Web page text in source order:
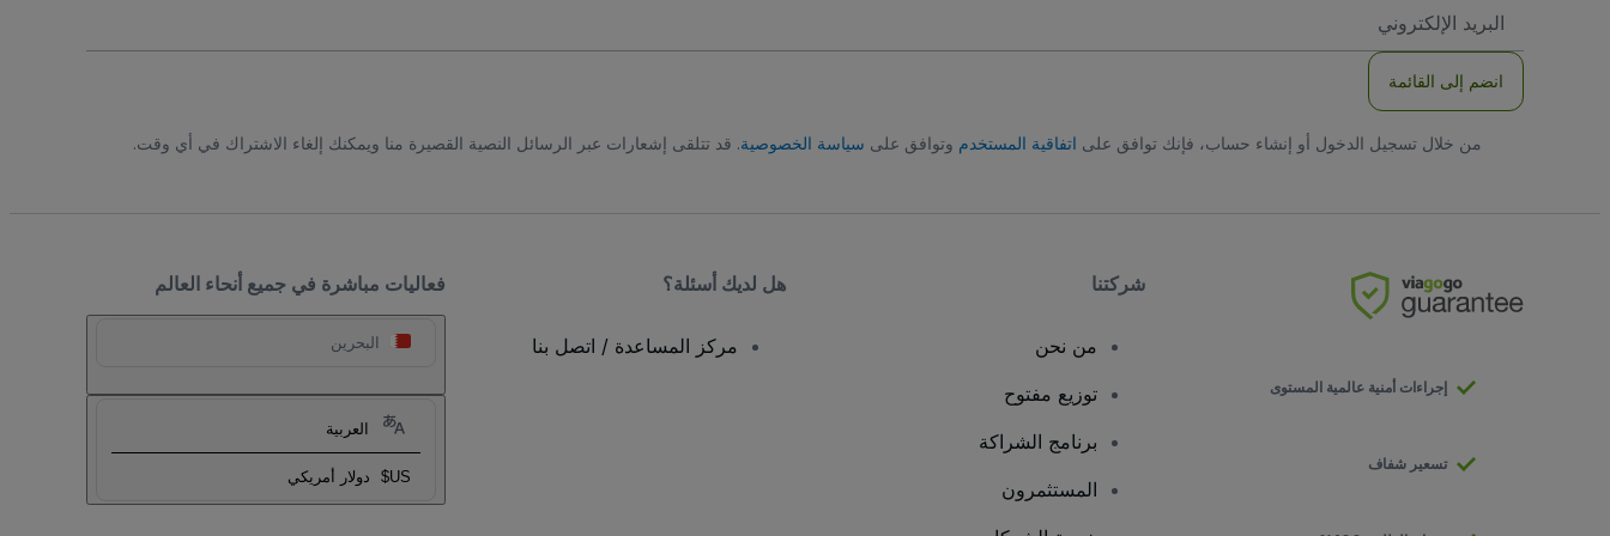
الاكتروني
انضم إلى القائمة
من خلال تسجيل الدخول أو إنشاء حساب، فإنك توافق على اتفاقية المستخدم وتوافق على سياسة الخصوصية. قد تتلقى إشعارات عبر الرسائل النصية القصيرة منا ويمكنك إلغاء الاشتراك في أي وقت.
فعاليات مباشرة في جميع أنحاء العالم
البحرين
العربية
US$ دولار أمريكي
إجراءات أمنية عالمية المستوى
تسعير شفاف
شركتنا
من نحن
توزيع مفتوح
برنامج الشراكة
المستثمرون
هل لديك أسئلة؟
مركز المساعدة / اتصل بنا